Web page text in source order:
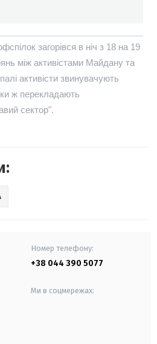
загорівся в ніч з 18 на 19
між активістами Майдану та
активісти звинувачують
ж перекладають
сектор".
Номер телефону:
+38 044 390 5077
Ми в соцмережах: